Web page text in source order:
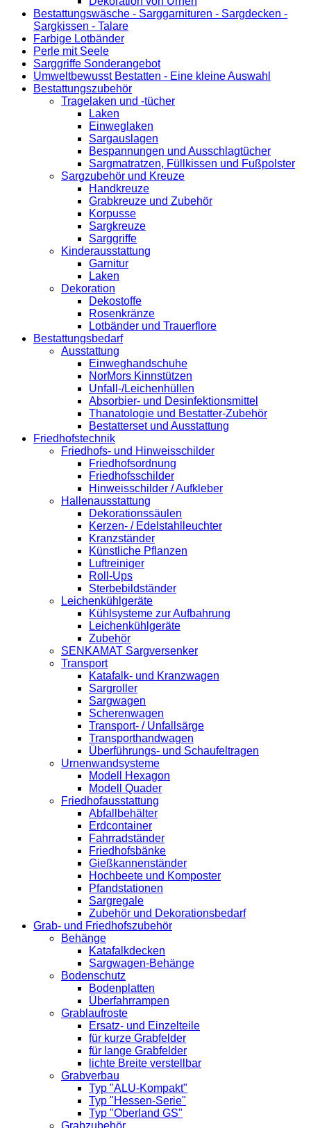
Bestattungswäsche - Sarggarnituren - Sargdecken -
Sargkissen - Talare
Farbige Lotbänder
Perle mit Seele
Sarggriffe Sonderangebot
Umweltbewusst Bestatten - Eine kleine Auswahl
Bestattungszubehör
Tragelaken und -tücher
Laken
Einweglaken
Sargauslagen
Bespannungen und Ausschlagtücher
Sargmatratzen, Füllkissen und Fußpolster
Sargzubehör und Kreuze
Handkreuze
Grabkreuze und Zubehör
Korpusse
Sargkreuze
Sarggriffe
Kinderausstattung
Garnitur
Laken
Dekoration
Dekostoffe
Rosenkränze
Lotbänder und Trauerflore
Bestattungsbedarf
Ausstattung
Einweghandschuhe
NorMors Kinnstützen
Unfall-/Leichenhüllen
Absorbier- und Desinfektionsmittel
Thanatologie und Bestatter-Zubehör
Bestatterset und Ausstattung
Friedhofstechnik
Friedhofs- und Hinweisschilder
Friedhofsordnung
Friedhofsschilder
Hinweisschilder / Aufkleber
Hallenausstattung
Dekorationssäulen
Kerzen- / Edelstahlleuchter
Kranzständer
Künstliche Pflanzen
Luftreiniger
Roll-Ups
Sterbebildständer
Leichenkühlgeräte
Kühlsysteme zur Aufbahrung
Leichenkühlgeräte
Zubehör
SENKAMAT Sargversenker
Transport
Katafalk- und Kranzwagen
Sargroller
Sargwagen
Scherenwagen
Transport- / Unfallsärge
Transporthandwagen
Überführungs- und Schaufeltragen
Urnenwandsysteme
Modell Hexagon
Modell Quader
Friedhofausstattung
Abfallbehälter
Erdcontainer
Fahrradständer
Friedhofsbänke
Gießkannenständer
Hochbeete und Komposter
Pfandstationen
Sargregale
Zubehör und Dekorationsbedarf
Grab- und Friedhofszubehör
Behänge
Katafalkdecken
Sargwagen-Behänge
Bodenschutz
Bodenplatten
Überfahrrampen
Grablaufroste
Ersatz- und Einzelteile
für kurze Grabfelder
für lange Grabfelder
lichte Breite verstellbar
Grabverbau
Typ "ALU-Kompakt"
Typ "Hessen-Serie"
Typ "Oberland GS"